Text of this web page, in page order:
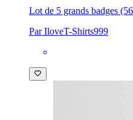
Lot de 5 grands badges
Par IloveT-Shirts999